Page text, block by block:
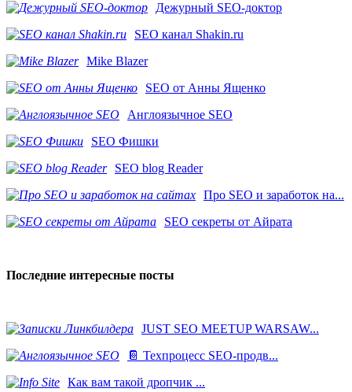
Дежурный SEO-доктор
SEO канал Shakin.ru
Mike Blazer
SEO от Анны Ященко
Англоязычное SEO
SEO Фишки
SEO blog Reader
Про SEO и заработок на...
SEO секреты от Айрата
Последние интересные посты
JUST SEO MEETUP WARSAW...
📔 Техпроцесс SEO-продв...
Как вам такой дропчик ...